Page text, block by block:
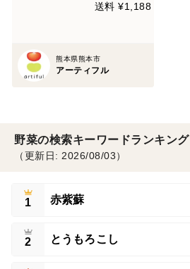
送料 ¥1,188
熊本県熊本市
アーティフル
野菜の検索キーワードランキング
（更新日: 2026/08/03）
1 赤紫蘇
2 とうもろこし